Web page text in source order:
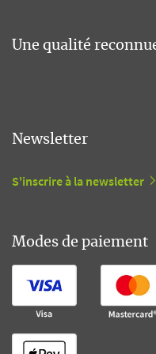
Une qualité
Newsletter
S'inscrire à la newsletter
Modes de paiement